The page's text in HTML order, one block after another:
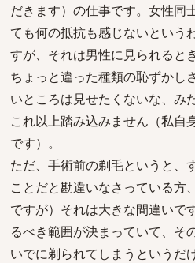
だきます）の仕事です。女性同
ても何の抵抗も感じないという
すが、それは男性に見られると
ちょっと違った種類の恥ずかし
いところは見せたくないな、み
これ以上踏み込みません（私自
です）。
ただ、手術前の剃毛というと、
ことだと勘違いなさっている方
ですが）それは大きな間違いで
るべき範囲が決まっていて、そ
いでに剃られてしまうというだ